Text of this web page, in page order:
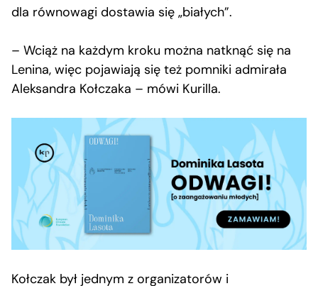
dla równowagi dostawia się „białych”.
– Wciąż na każdym kroku można natknąć się na
Lenina, więc pojawiają się też pomniki admirała
Aleksandra Kołczaka – mówi Kurilla.
Kołczak był jednym z organizatorów i